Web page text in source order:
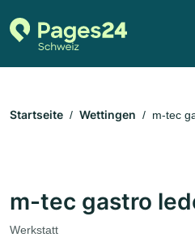
Startseite Wettingen m-tec
m-tec gastro
Werkstatt